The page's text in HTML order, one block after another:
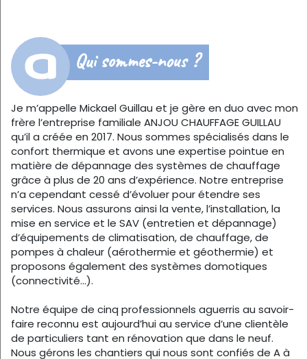
Qui sommes-nous ?
Je m’appelle Mickael Guillau et je gère en duo avec mon
frère l’entreprise familiale ANJOU CHAUFFAGE GUILLAU
qu’il a créée en 2017. Nous sommes spécialisés dans le
confort thermique et avons une expertise pointue en
matière de dépannage des systèmes de chauffage
grâce à plus de 20 ans d’expérience. Notre entreprise
n’a cependant cessé d’évoluer pour étendre ses
services. Nous assurons ainsi la vente, l’installation, la
mise en service et le SAV (entretien et dépannage)
d’équipements de climatisation, de chauffage, de
pompes à chaleur (aérothermie et géothermie) et
proposons également des systèmes domotiques
(connectivité…).
Notre équipe de cinq professionnels aguerris au savoir-
faire reconnu est aujourd’hui au service d’une clientèle
de particuliers tant en rénovation que dans le neuf.
Nous gérons les chantiers qui nous sont confiés de A à